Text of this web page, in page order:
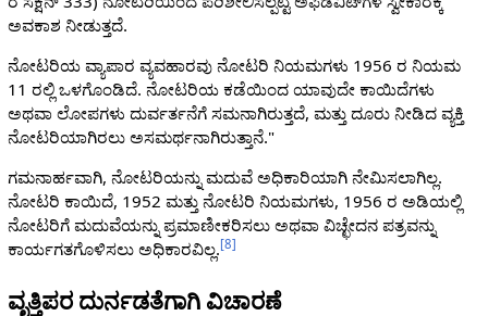
ಅವಕಾಶ ನೀಡುತ್ತದೆ.
ನೋಟರಿಯ ವ್ಯಾಪಾರ ವ್ಯವಹಾರವು ನೋಟರಿ ನಿಯಮಗಳು 1956 ರ ನಿಯಮ
11 ರಲ್ಲಿ ಒಳಗೊಂಡಿದೆ. ನೋಟರಿಯ ಕಡೆಯಿಂದ ಯಾವುದೇ ಕಾಯಿದೆಗಳು
ಅಥವಾ ಲೋಪಗಳು ದುರ್ವರ್ತನೆಗೆ ಸಮನಾಗಿರುತ್ತದೆ, ಮತ್ತು ದೂರು ನೀಡಿದ ವ್ಯಕ್ತಿ
ನೋಟರಿಯಾಗಿರಲು ಅಸಮರ್ಥನಾಗಿರುತ್ತಾನೆ."
ಗಮನಾರ್ಹವಾಗಿ, ನೋಟರಿಯನ್ನು ಮದುವೆ ಅಧಿಕಾರಿಯಾಗಿ ನೇಮಿಸಲಾಗಿಲ್ಲ.
ನೋಟರಿ ಕಾಯಿದೆ, 1952 ಮತ್ತು ನೋಟರಿ ನಿಯಮಗಳು, 1956 ರ ಅಡಿಯಲ್ಲಿ
ನೋಟರಿಗೆ ಮದುವೆಯನ್ನು ಪ್ರಮಾಣೀಕರಿಸಲು ಅಥವಾ ವಿಚ್ಛೇದನ ಪತ್ರವನ್ನು
ಕಾರ್ಯಗತಗೊಳಿಸಲು ಅಧಿಕಾರವಿಲ್ಲ.[8]
ವೃತ್ತಿಪರ ದುರ್ನಡತೆಗಾಗಿ ವಿಚಾರಣೆ